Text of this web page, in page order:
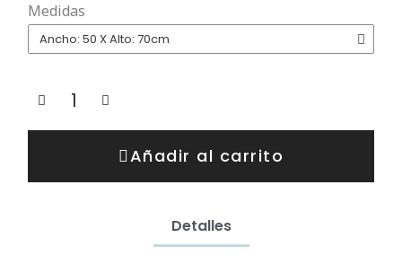
Medidas
Añadir al carrito
Detalles